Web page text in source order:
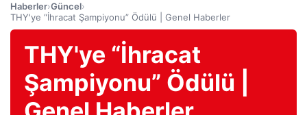
Haberler›Güncel›
THY'ye “İhracat Şampiyonu” Ödülü | Genel Haberler
THY'ye “İhracat
Şampiyonu” Ödülü |